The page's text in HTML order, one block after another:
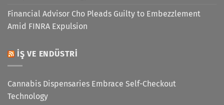
Financial Advisor Cho Pleads Guilty to Embezzlement
Amid FINRA Expulsion
İŞ VE ENDÜSTRI
Cannabis Dispensaries Embrace Self-Checkout
Technology